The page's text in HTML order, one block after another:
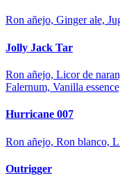
Ron añejo, Ginger ale,
Jolly Jack Tar
Ron añejo, Licor de
Falernum, Vanilla
Hurricane 007
Ron añejo, Ron blanco,
Outrigger